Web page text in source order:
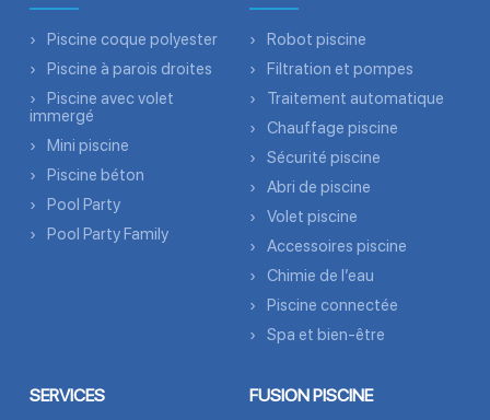
Piscine coque polyester
Piscine à parois droites
Piscine avec volet
immergé
Mini piscine
Piscine béton
Pool Party
Pool Party Family
Robot piscine
Filtration et pompes
Traitement automatique
Chauffage piscine
Sécurité piscine
Abri de piscine
Volet piscine
Accessoires piscine
Chimie de l’eau
Piscine connectée
Spa et bien-être
SERVICES FUSION PISCINE